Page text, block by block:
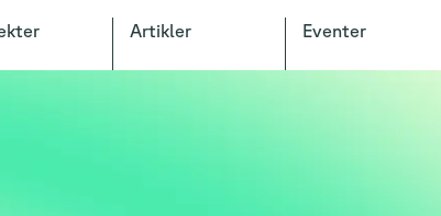
Eventer
Artikler